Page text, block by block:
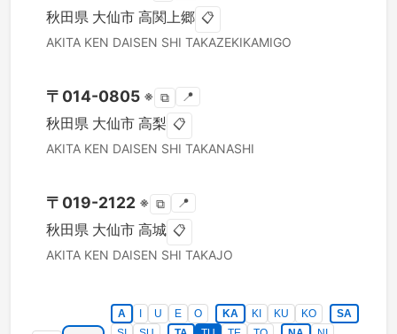
秋田県 大仙市 高関上郷 📋
AKITA KEN DAISEN SHI TAKAZEKIKAMIGO
〒 014-0805 ※ ⧉ 📍
秋田県 大仙市 高梨 📋
AKITA KEN DAISEN SHI TAKANASHI
〒 019-2122 ※ ⧉ 📍
秋田県 大仙市 高城 📋
AKITA KEN DAISEN SHI TAKAJO
A U E O KA KI KU KO
SA